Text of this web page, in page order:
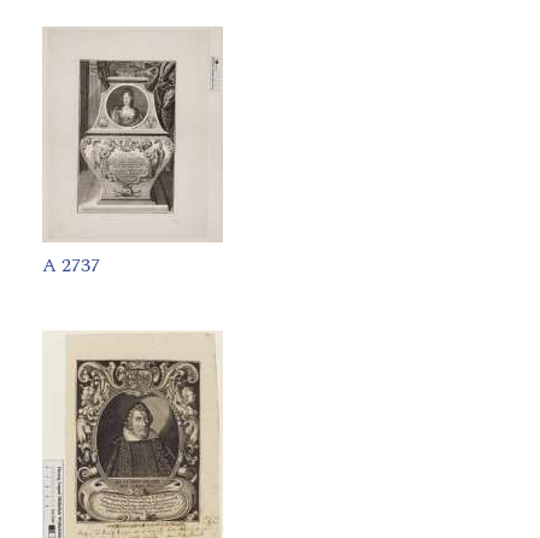
A 2737